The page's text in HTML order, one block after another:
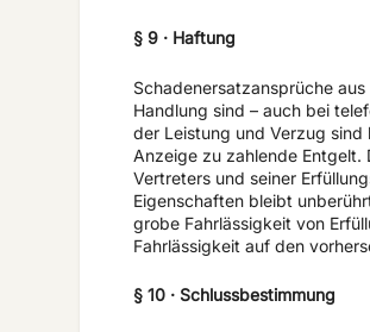
§ 9 · Haftung
Schadenersatzansprüche
Handlung sind – auch bei
der Leistung und Verzug
Anzeige zu zahlende Entgelt.
Vertreters und seiner
Eigenschaften bleibt
grobe Fahrlässigkeit von
Fahrlässigkeit auf den
§ 10 · Schlussbestimmung